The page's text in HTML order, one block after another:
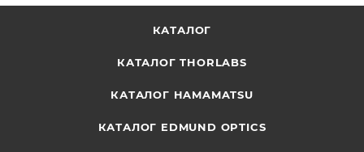
КАТАЛОГ
КАТАЛОГ THORLABS
КАТАЛОГ HAMAMATSU
КАТАЛОГ EDMUND OPTICS